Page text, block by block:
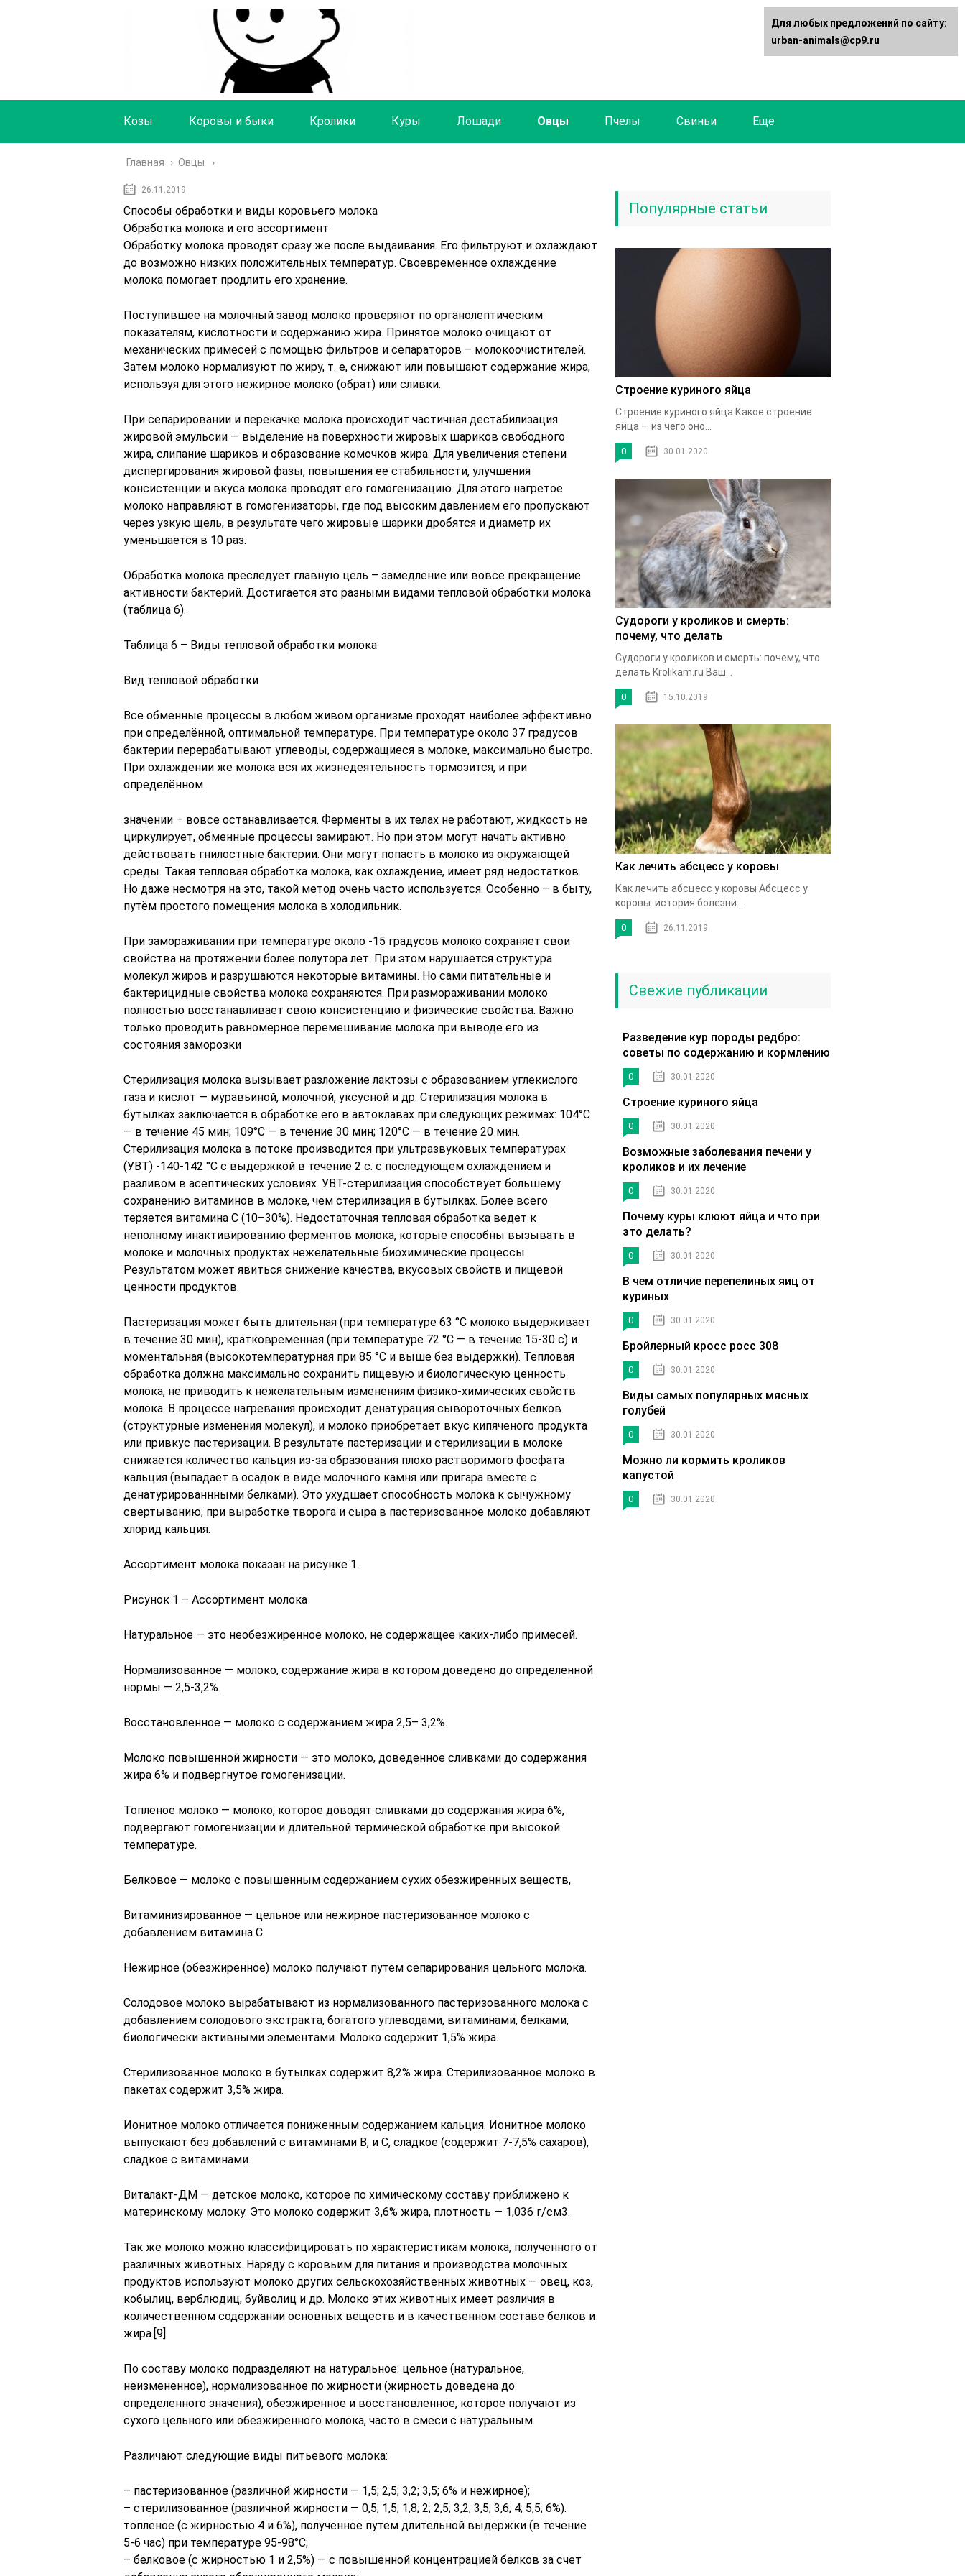
Козы Коровы и быки Кролики Куры Лошади Овцы Пчелы Свиньи Еще
Главная › Овцы
26.11.2019
Способы обработки и виды коровьего молока
Обработка молока и его ассортимент
Обработку молока проводят сразу же после выдаивания. Его фильтруют и охлаждают
до возможно низких положительных температур. Своевременное охлаждение
молока помогает продлить его хранение.
Поступившее на молочный завод молоко проверяют по органолептическим
показателям, кислотности и содержанию жира. Принятое молоко очищают от
механических примесей с помощью фильтров и сепараторов – молокоочистителей.
Затем молоко нормализуют по жиру, т. е, снижают или повышают содержание жира,
используя для этого нежирное молоко (обрат) или сливки.
При сепарировании и перекачке молока происходит частичная дестабилизация
жировой эмульсии — выделение на поверхности жировых шариков свободного
жира, слипание шариков и образование комочков жира. Для увеличения степени
диспергирования жировой фазы, повышения ее стабильности, улучшения
консистенции и вкуса молока проводят его гомогенизацию. Для этого нагретое
молоко направляют в гомогенизаторы, где под высоким давлением его пропускают
через узкую щель, в результате чего жировые шарики дробятся и диаметр их
уменьшается в 10 раз.
Обработка молока преследует главную цель – замедление или вовсе прекращение
активности бактерий. Достигается это разными видами тепловой обработки молока
(таблица 6).
Таблица 6 – Виды тепловой обработки молока
Вид тепловой обработки
Все обменные процессы в любом живом организме проходят наиболее эффективно
при определённой, оптимальной температуре. При температуре около 37 градусов
бактерии перерабатывают углеводы, содержащиеся в молоке, максимально быстро.
При охлаждении же молока вся их жизнедеятельность тормозится, и при
определённом
значении – вовсе останавливается. Ферменты в их телах не работают, жидкость не
циркулирует, обменные процессы замирают. Но при этом могут начать активно
действовать гнилостные бактерии. Они могут попасть в молоко из окружающей
среды. Такая тепловая обработка молока, как охлаждение, имеет ряд недостатков.
Но даже несмотря на это, такой метод очень часто используется. Особенно – в быту,
путём простого помещения молока в холодильник.
При замораживании при температуре около -15 градусов молоко сохраняет свои
свойства на протяжении более полутора лет. При этом нарушается структура
молекул жиров и разрушаются некоторые витамины. Но сами питательные и
бактерицидные свойства молока сохраняются. При размораживании молоко
полностью восстанавливает свою консистенцию и физические свойства. Важно
только проводить равномерное перемешивание молока при выводе его из
состояния заморозки
Стерилизация молока вызывает разложение лактозы с образованием углекислого
газа и кислот — муравьиной, молочной, уксусной и др. Стерилизация молока в
бутылках заключается в обработке его в автоклавах при следующих режимах: 104°С
— в течение 45 мин; 109°С — в течение 30 мин; 120°С — в течение 20 мин.
Стерилизация молока в потоке производится при ультразвуковых температурах
(УВТ) -140-142 °С с выдержкой в течение 2 с. с последующем охлаждением и
разливом в асептических условиях. УВТ-стерилизация способствует большему
сохранению витаминов в молоке, чем стерилизация в бутылках. Более всего
теряется витамина С (10–30%). Недостаточная тепловая обработка ведет к
неполному инактивированию ферментов молока, которые способны вызывать в
молоке и молочных продуктах нежелательные биохимические процессы.
Результатом может явиться снижение качества, вкусовых свойств и пищевой
ценности продуктов.
Пастеризация может быть длительная (при температуре 63 °С молоко выдерживает
в течение 30 мин), кратковременная (при температуре 72 °С — в течение 15-30 с) и
моментальная (высокотемпературная при 85 °С и выше без выдержки). Тепловая
обработка должна максимально сохранить пищевую и биологическую ценность
молока, не приводить к нежелательным изменениям физико-химических свойств
молока. В процессе нагревания происходит денатурация сывороточных белков
(структурные изменения молекул), и молоко приобретает вкус кипяченого продукта
или привкус пастеризации. В результате пастеризации и стерилизации в молоке
снижается количество кальция из-за образования плохо растворимого фосфата
кальция (выпадает в осадок в виде молочного камня или пригара вместе с
денатурированнными белками). Это ухудшает способность молока к сычужному
свертыванию; при выработке творога и сыра в пастеризованное молоко добавляют
хлорид кальция.
Ассортимент молока показан на рисунке 1.
Рисунок 1 – Ассортимент молока
Натуральное — это необезжиренное молоко, не содержащее каких-либо примесей.
Нормализованное — молоко, содержание жира в котором доведено до определенной
нормы — 2,5-3,2%.
Восстановленное — молоко с содержанием жира 2,5– 3,2%.
Молоко повышенной жирности — это молоко, доведенное сливками до содержания
жира 6% и подвергнутое гомогенизации.
Топленое молоко — молоко, которое доводят сливками до содержания жира 6%,
подвергают гомогенизации и длительной термической обработке при высокой
температуре.
Белковое — молоко с повышенным содержанием сухих обезжиренных веществ,
Витаминизированное — цельное или нежирное пастеризованное молоко с
добавлением витамина С.
Нежирное (обезжиренное) молоко получают путем сепарирования цельного молока.
Солодовое молоко вырабатывают из нормализованного пастеризованного молока с
добавлением солодового экстракта, богатого углеводами, витаминами, белками,
биологически активными элементами. Молоко содержит 1,5% жира.
Стерилизованное молоко в бутылках содержит 8,2% жира. Стерилизованное молоко в
пакетах содержит 3,5% жира.
Ионитное молоко отличается пониженным содержанием кальция. Ионитное молоко
выпускают без добавлений с витаминами В, и С, сладкое (содержит 7-7,5% сахаров),
сладкое с витаминами.
Виталакт-ДМ — детское молоко, которое по химическому составу приближено к
материнскому молоку. Это молоко содержит 3,6% жира, плотность — 1,036 г/см3.
Так же молоко можно классифицировать по характеристикам молока, полученного от
различных животных. Наряду с коровьим для питания и производства молочных
продуктов используют молоко других сельскохозяйственных животных — овец, коз,
кобылиц, верблюдиц, буйволиц и др. Молоко этих животных имеет различия в
количественном содержании основных веществ и в качественном составе белков и
жира.[9]
По составу молоко подразделяют на натуральное: цельное (натуральное,
неизмененное), нормализованное по жирности (жирность доведена до
определенного значения), обезжиренное и восстановленное, которое получают из
сухого цельного или обезжиренного молока, часто в смеси с натуральным.
Различают следующие виды питьевого молока:
– пастеризованное (различной жирности — 1,5; 2,5; 3,2; 3,5; 6% и нежирное);
– стерилизованное (различной жирности — 0,5; 1,5; 1,8; 2; 2,5; 3,2; 3,5; 3,6; 4; 5,5; 6%).
топленое (с жирностью 4 и 6%), полученное путем длительной выдержки (в течение
5-6 час) при температуре 95-98°С;
– белковое (с жирностью 1 и 2,5%) — с повышенной концентрацией белков за счет
Популярные статьи
Строение куриного яйца
Строение куриного яйца Какое строение
яйца — из чего оно...
0 30.01.2020
Судороги у кроликов и смерть:
почему, что делать
Судороги у кроликов и смерть: почему, что
делать Krolikam.ru Ваш...
0 15.10.2019
Как лечить абсцесс у коровы
Как лечить абсцесс у коровы Абсцесс у
коровы: история болезни...
0 26.11.2019
Свежие публикации
Разведение кур породы редбро:
советы по содержанию и кормлению
0 30.01.2020
Строение куриного яйца
0 30.01.2020
Возможные заболевания печени у
кроликов и их лечение
0 30.01.2020
Почему куры клюют яйца и что при
это делать?
0 30.01.2020
В чем отличие перепелиных яиц от
куриных
0 30.01.2020
Бройлерный кросс росс 308
0 30.01.2020
Виды самых популярных мясных
голубей
0 30.01.2020
Можно ли кормить кроликов
капустой
0 30.01.2020
Для любых предложений по сайту:
urban-animals@cp9.ru